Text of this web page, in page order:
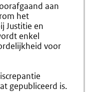
aan
het
Justitie en
enkel
voor
gepubliceerd is.